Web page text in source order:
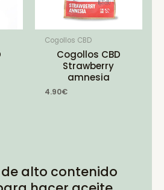
Cogollos CBD
Cogollos CBD
Strawberry
amnesia
4.90€
alto contenido